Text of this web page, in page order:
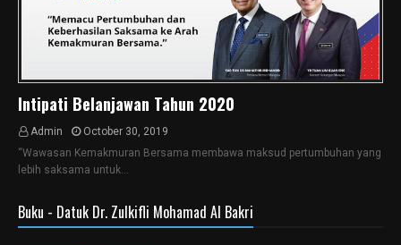
Intipati Belanjawan Tahun 2020
Admin
October 30, 2019
“Wawasan Kemakmuran Bersama membawa maksud pertumbuhan yang
lebih saksama untuk…
Buku - Datuk Dr. Zulkifli Mohamad Al Bakri